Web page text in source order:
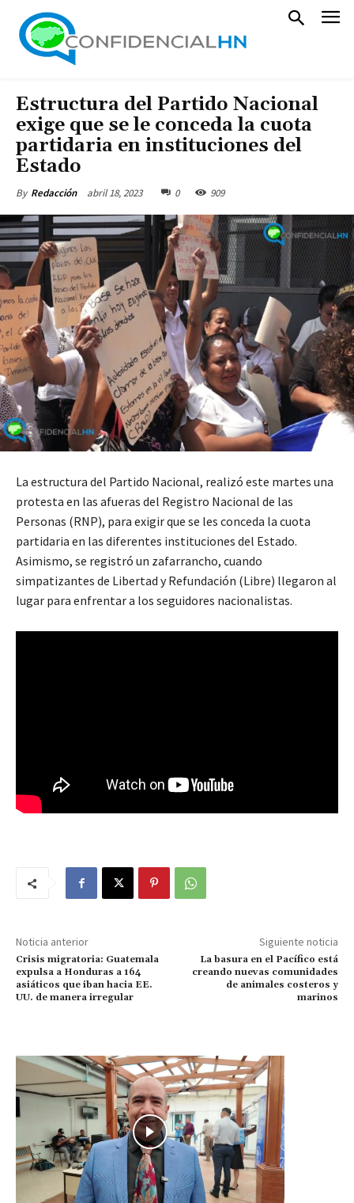
Estructura del Partido Nacional
exige que se le conceda la cuota
partidaria en instituciones del
Estado
By Redacción abril 18, 2023 0 909
La estructura del Partido Nacional, realizó este martes una
protesta en las afueras del Registro Nacional de las
Personas (RNP), para exigir que se les conceda la cuota
partidaria en las diferentes instituciones del Estado.
Asimismo, se registró un zafarrancho, cuando
simpatizantes de Libertad y Refundación (Libre) llegaron al
lugar para enfrentar a los seguidores nacionalistas.
Noticia anterior
Crisis migratoria: Guatemala
expulsa a Honduras a 164
asiáticos que iban hacia EE.
UU. de manera irregular
Siguiente noticia
La basura en el Pacífico está
creando nuevas comunidades
de animales costeros y
marinos